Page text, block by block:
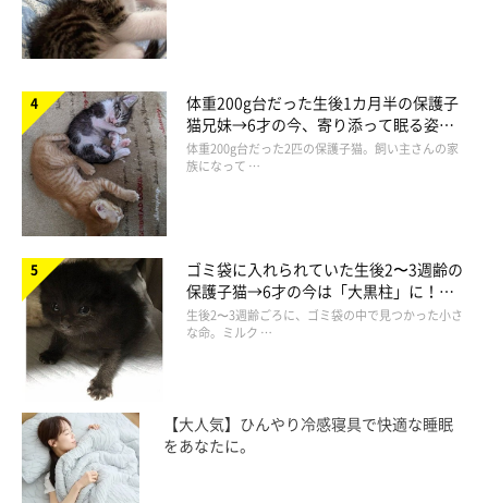
MinoさんのTwitterはこちら
体重200g台だった生後1カ月半の保護子
猫兄妹→6才の今、寄り添って眠る姿に
ほっこり！
体重200g台だった2匹の保護子猫。飼い主さんの家
族になって …
ゴミ袋に入れられていた生後2〜3週齢の
保護子猫→6才の今は「大黒柱」に！
美しい黒猫に成長した姿にグッとくる
生後2〜3週齢ごろに、ゴミ袋の中で見つかった小さ
な命。ミルク …
【大人気】ひんやり冷感寝具で快適な睡眠
をあなたに。